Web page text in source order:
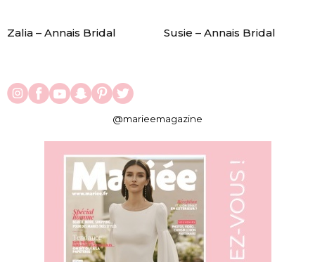
Zalia – Annais Bridal Susie – Annais Bridal
@marieemagazine